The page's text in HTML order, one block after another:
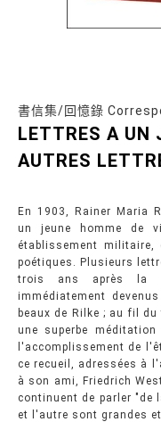
書信集/回憶錄
LETTRES A UN
AUTRES
En 1903, Rainer Maria
un jeune homme de
établissement
poétiques. Plusieurs
trois ans après la
immédiatement
beaux de Rilke ; au fil
une superbe
l'accomplissement de
ce recueil, adressées à
à son ami, Friedrich
continuent de parler "de
et l'autre sont grandes